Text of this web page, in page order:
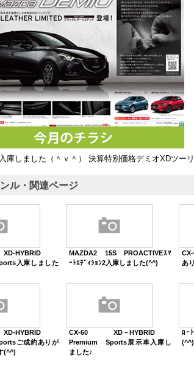
庫しました（＾ｖ＾） 決算特別価格デミオXDツー
ル・関連ページ
HYBRID
入庫しました
MAZDA2 15S PROACTIVEｽﾏ
ｰﾄｴﾃﾞｨｼｮﾝ2入庫しました(^^)
あ
HYBRID
ご成約ありが
(^^)
CX-60 XD－HYBRID
Premium Sports展示車入庫し
ました♪
ﾛｰ
(^^)